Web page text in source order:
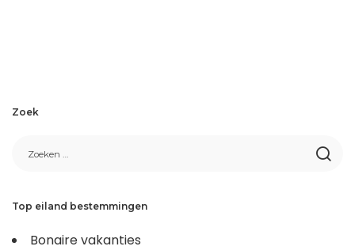
Zoek
Top eiland bestemmingen
Bonaire vakanties